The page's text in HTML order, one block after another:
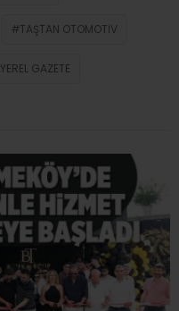
TAŞTAN OTOMOTIV
YEREL GAZETE